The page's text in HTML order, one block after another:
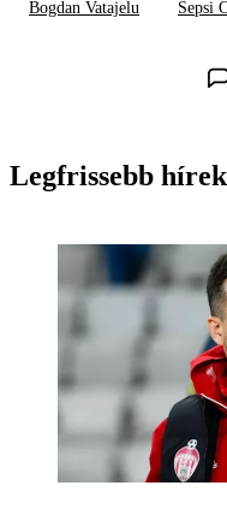
Bogdan Vatajelu Sepsi
Legfrissebb hírek